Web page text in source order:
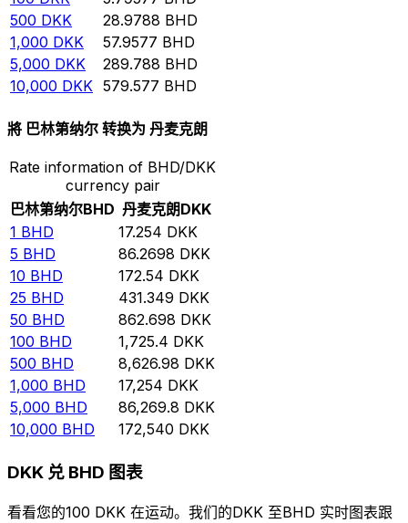
500 DKK 28.9788 BHD
1,000 DKK 57.9577 BHD
5,000 DKK 289.788 BHD
10,000 DKK 579.577 BHD
將 巴林第纳尔 转换为 丹麦克朗
Rate information of BHD/DKK
currency pair
巴林第纳尔BHD 丹麦克朗DKK
1 BHD 17.254 DKK
5 BHD 86.2698 DKK
10 BHD 172.54 DKK
25 BHD 431.349 DKK
50 BHD 862.698 DKK
100 BHD 1,725.4 DKK
500 BHD 8,626.98 DKK
1,000 BHD 17,254 DKK
5,000 BHD 86,269.8 DKK
10,000 BHD 172,540 DKK
DKK 兑 BHD 图表
看看您的100 DKK 在运动。我们的DKK 至BHD 实时图表跟